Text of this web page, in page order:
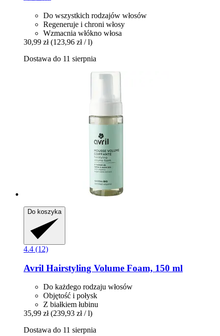
Do wszystkich rodzajów włosów
Regeneruje i chroni włosy
Wzmacnia włókno włosa
30,99 zł (123,96 zł / l)
Dostawa do 11 sierpnia
Do koszyka
4.4 (12)
Avril Hairstyling Volume Foam, 150 ml
Do każdego rodzaju włosów
Objętość i połysk
Z białkiem łubinu
35,99 zł (239,93 zł / l)
Dostawa do 11 sierpnia